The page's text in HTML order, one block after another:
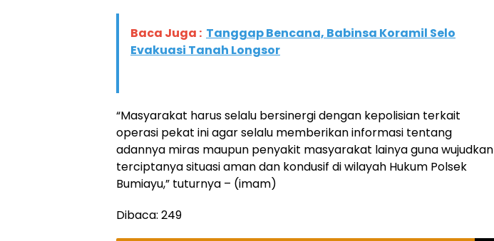
Baca Juga : Tanggap Bencana, Babinsa Koramil Selo
Evakuasi Tanah Longsor
“Masyarakat harus selalu bersinergi dengan kepolisian terkait
operasi pekat ini agar selalu memberikan informasi tentang
adannya miras maupun penyakit masyarakat lainya guna wujudkan
terciptanya situasi aman dan kondusif di wilayah Hukum Polsek
Bumiayu,” tuturnya – (imam)
Dibaca: 249